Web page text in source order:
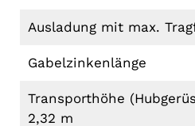
Ausladung mit max.
Gabelzinkenlänge
Transporthöhe
2,32 m